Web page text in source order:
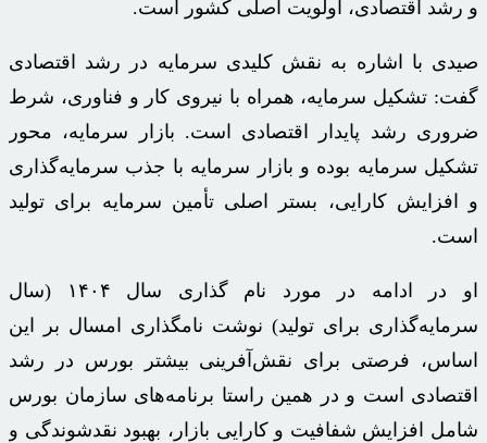
و رشد اقتصادی، اولویت اصلی کشور است.
صیدی با اشاره به نقش کلیدی سرمایه در رشد اقتصادی
گفت: تشکیل سرمایه، همراه با نیروی کار و فناوری، شرط
ضروری رشد پایدار اقتصادی است. بازار سرمایه، محور
تشکیل سرمایه بوده و بازار سرمایه با جذب سرمایه‌گذاری
و افزایش کارایی، بستر اصلی تأمین سرمایه برای تولید
است.
او در ادامه در مورد نام گذاری سال ۱۴۰۴ (سال
سرمایه‌گذاری برای تولید) نوشت نامگذاری امسال بر این
اساس، فرصتی برای نقش‌آفرینی بیشتر بورس در رشد
اقتصادی است و در همین راستا برنامه‌های سازمان بورس
شامل افزایش شفافیت و کارایی بازار، بهبود نقدشوندگی و